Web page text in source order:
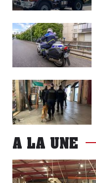
A LA UNE